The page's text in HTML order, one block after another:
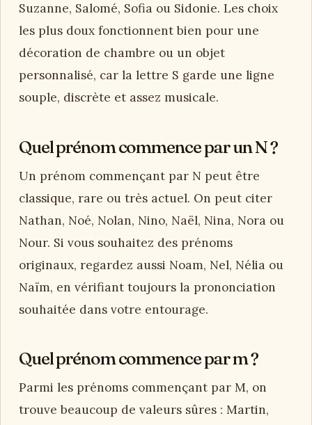
Suzanne, Salomé, Sofia ou Sidonie. Les choix
les plus doux fonctionnent bien pour une
décoration de chambre ou un objet
personnalisé, car la lettre S garde une ligne
souple, discrète et assez musicale.
Quel prénom commence par un N ?
Un prénom commençant par N peut être
classique, rare ou très actuel. On peut citer
Nathan, Noé, Nolan, Nino, Naël, Nina, Nora ou
Nour. Si vous souhaitez des prénoms
originaux, regardez aussi Noam, Nel, Nélia ou
Naïm, en vérifiant toujours la prononciation
souhaitée dans votre entourage.
Quel prénom commence par m ?
Parmi les prénoms commençant par M, on
trouve beaucoup de valeurs sûres : Martin,